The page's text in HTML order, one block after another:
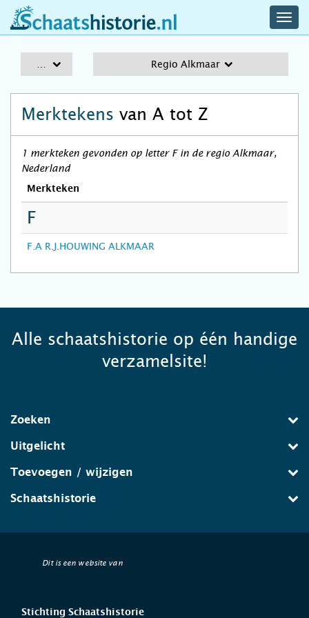
schaatshistorie.nl
Regio Alkmaar
Merktekens van A tot Z
1 merkteken gevonden op letter F in de regio Alkmaar,
Nederland
Merkteken
F
F.A R.J.HOUWING ALKMAAR
Alle schaatshistorie op één handige
verzamelsite!
Zoeken
Uitgelicht
Toevoegen / wijzigen
Schaatshistorie
Dit is een website van
Stichting Schaatshistorie